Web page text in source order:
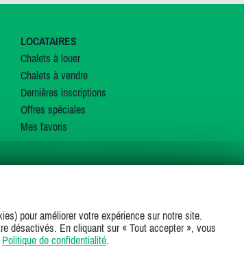
LOCATAIRES
Chalets à louer
Chalets à vendre
Dernières inscriptions
Offres spéciales
Mes favoris
pour améliorer votre expérience sur notre site.
désactivés. En cliquant sur « Tout accepter », vous
Politique de confidentialité.